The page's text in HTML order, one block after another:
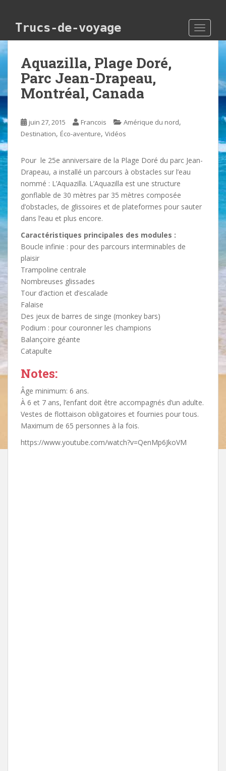
Trucs-de-voyage
Aquazilla, Plage Doré,
Parc Jean-Drapeau,
Montréal, Canada
juin 27, 2015 Francois Amérique du nord,
Destination, Éco-aventure, Vidéos
Pour le 25e anniversaire de la Plage Doré du parc Jean-
Drapeau, a installé un parcours à obstacles sur l’eau
nommé : L’Aquazilla. L’Aquazilla est une structure
gonflable de 30 mètres par 35 mètres composée
d’obstacles, de glissoires et de plateformes pour sauter
dans l’eau et plus encore.
Caractéristiques principales des modules :
Boucle infinie : pour des parcours interminables de
plaisir
Trampoline centrale
Nombreuses glissades
Tour d’action et d’escalade
Falaise
Des jeux de barres de singe (monkey bars)
Podium : pour couronner les champions
Balançoire géante
Catapulte
Notes:
Âge minimum: 6 ans.
À 6 et 7 ans, l’enfant doit être accompagnés d’un adulte.
Vestes de flottaison obligatoires et fournies pour tous.
Maximum de 65 personnes à la fois.
https://www.youtube.com/watch?v=QenMp6JkoVM